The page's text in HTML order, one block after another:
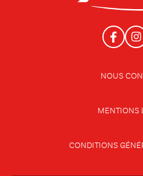
NOUS
MENTIONS
CONDITIONS